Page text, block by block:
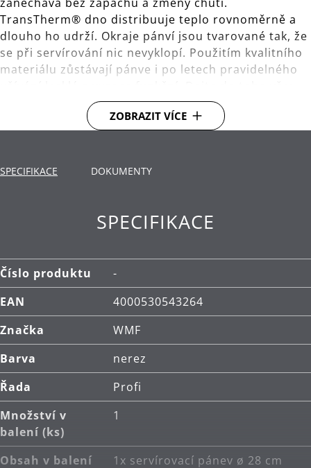
TransTherm® dno distribuuje teplo rovnoměrně a
dlouho ho udrží. Okraje pánví jsou tvarované tak, že
se při servírování nic nevyklopí. Použitím kvalitního
materiálu zůstávají pánve i po letech pravidelného
pečte maso, restujte cibuli. Otáčejte, míchejte,
ochutnávejte a staňte se šéfkuchařem ve vaší
Použití: vhodné pro všechny typy varných desek,
Materiál: nerezová ocel Cromargan®, která je
rozměrově stabilní, vhodná pro mytí v myčce,
proti poškrábání.
Čištění: lze mýt v myčce.
ZOBRAZIT VÍCE
SPECIFIKACE DOKUMENTY
SPECIFIKACE
Číslo produktu
-
EAN
4000530543264
Značka
WMF
Barva
nerez
Řada
Profi
Množství v
balení (ks)
1
Obsah v balení
1x servírovací pánev ø 28 cm